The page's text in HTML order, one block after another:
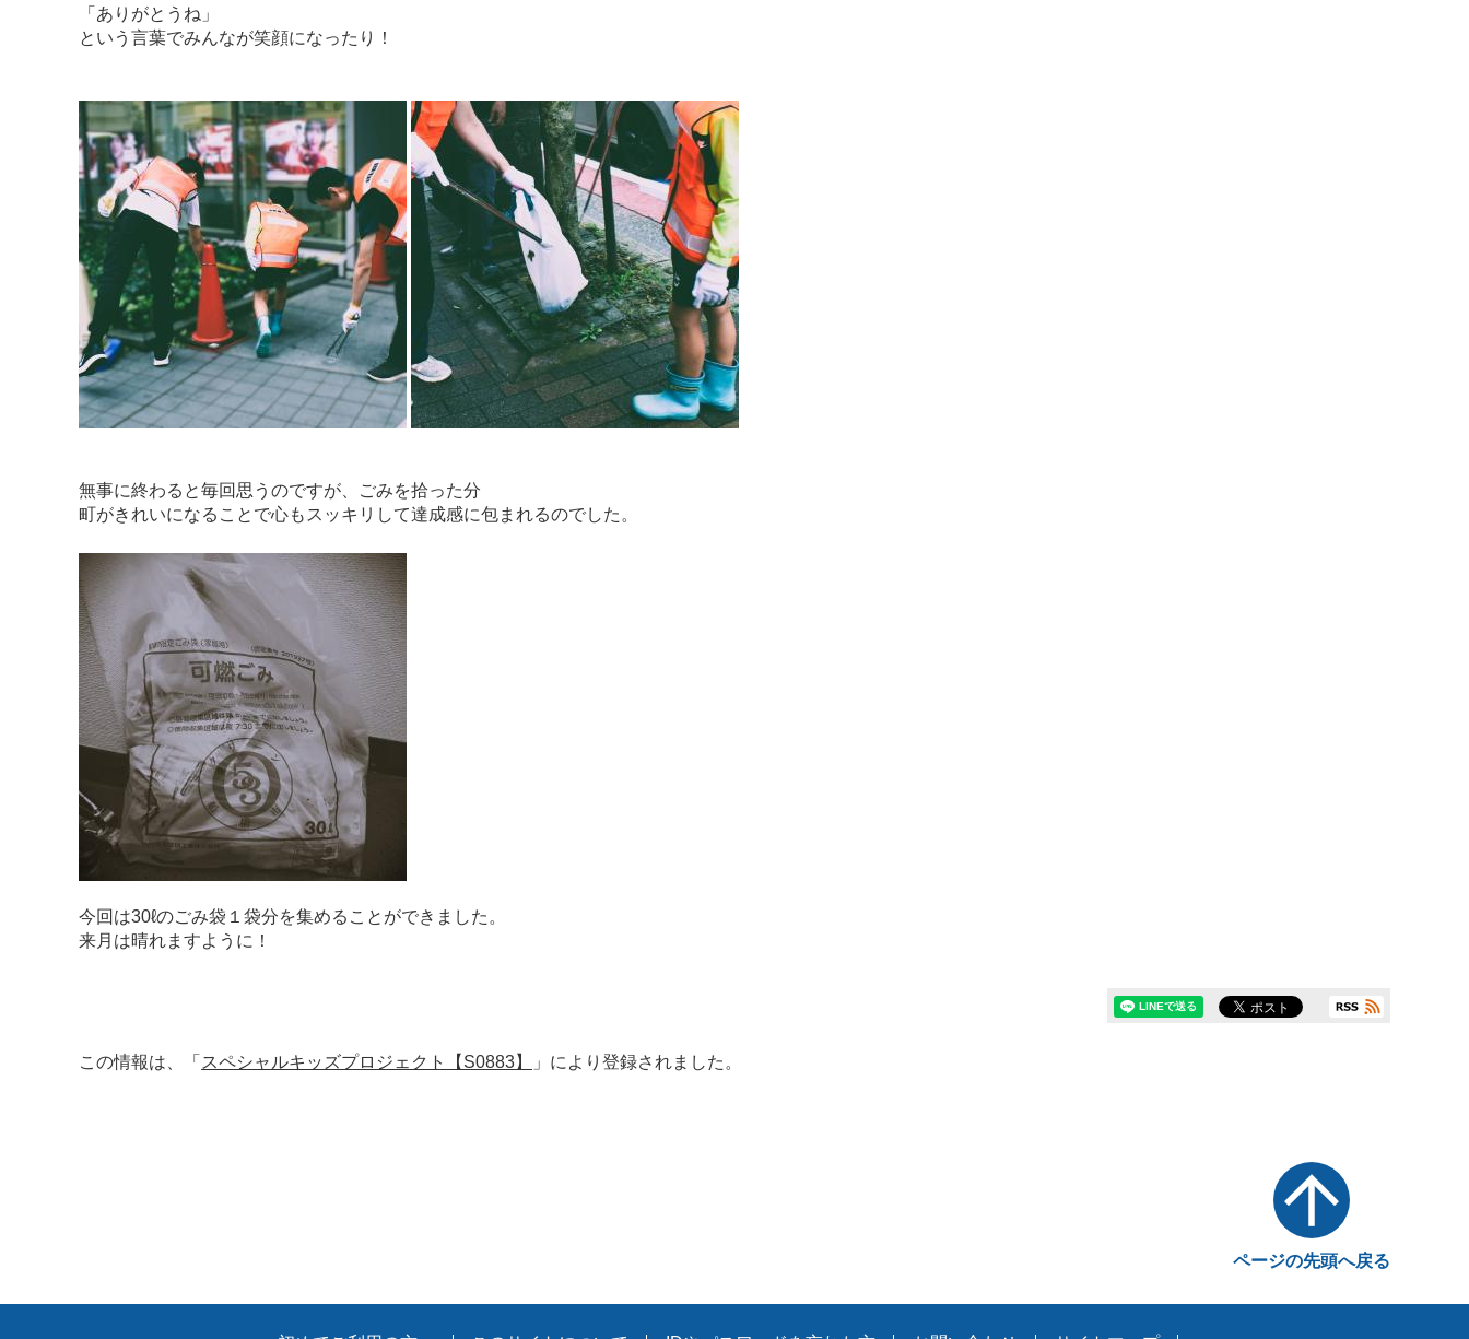
「ありがとうね」
という言葉でみんなが笑顔になったり！
無事に終わると毎回思うのですが、ごみを拾った分
町がきれいになることで心もスッキリして達成感に包まれるのでした。
今回は30ℓのごみ袋１袋分を集めることができました。
来月は晴れますように！
この情報は、「 スペシャルキッズプロジェクト【S0883】 」により登録されました。
ページの先頭へ戻る